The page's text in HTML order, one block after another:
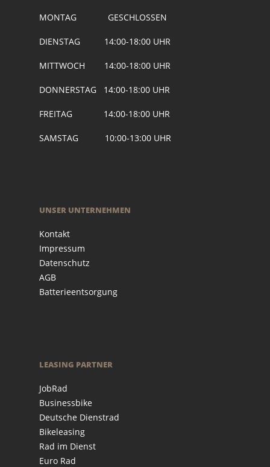
MONTAG GESCHLOSSEN
DIENSTAG 14:00-18:00 UHR
MITTWOCH 14:00-18:00 UHR
DONNERSTAG 14:00-18:00 UHR
FREITAG 14:00-18:00 UHR
SAMSTAG 10:00-13:00 UHR
UNSER UNTERNEHMEN
Kontakt
Impressum
Datenschutz
AGB
Batterieentsorgung
LEASING PARTNER
JobRad
Businessbike
Deutsche Dienstrad
Bikeleasing
Rad im Dienst
Euro Rad